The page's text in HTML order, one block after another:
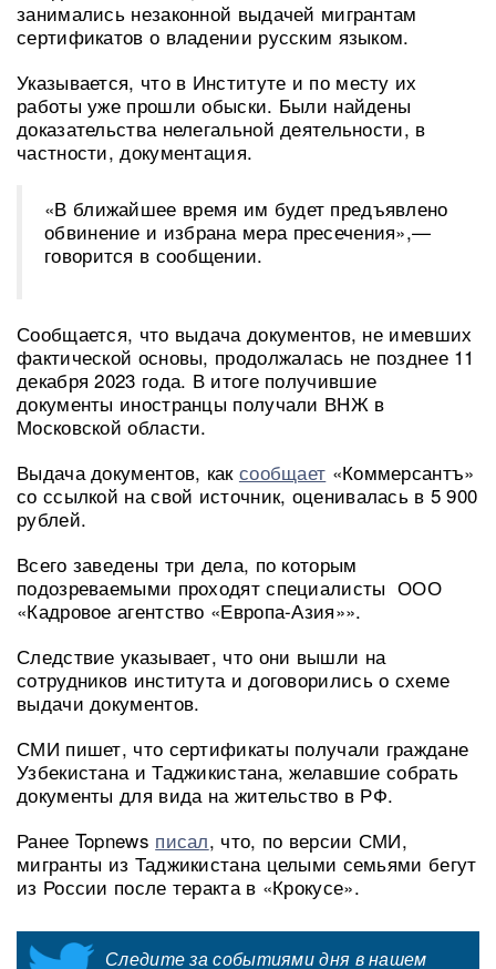
занимались незаконной выдачей мигрантам
сертификатов о владении русским языком.
Указывается, что в Институте и по месту их
работы уже прошли обыски. Были найдены
доказательства нелегальной деятельности, в
частности, документация.
«В ближайшее время им будет предъявлено
обвинение и избрана мера пресечения»,—
говорится в сообщении.
Сообщается, что выдача документов, не имевших
фактической основы, продолжалась не позднее 11
декабря 2023 года. В итоге получившие
документы иностранцы получали ВНЖ в
Московской области.
Выдача документов, как сообщает «Коммерсантъ»
со ссылкой на свой источник, оценивалась в 5 900
рублей.
Всего заведены три дела, по которым
подозреваемыми проходят специалисты ООО
«Кадровое агентство «Европа-Азия»».
Следствие указывает, что они вышли на
сотрудников института и договорились о схеме
выдачи документов.
СМИ пишет, что сертификаты получали граждане
Узбекистана и Таджикистана, желавшие собрать
документы для вида на жительство в РФ.
Ранее Topnews писал, что, по версии СМИ,
мигранты из Таджикистана целыми семьями бегут
из России после теракта в «Крокусе».
Следите за событиями дня в нашем